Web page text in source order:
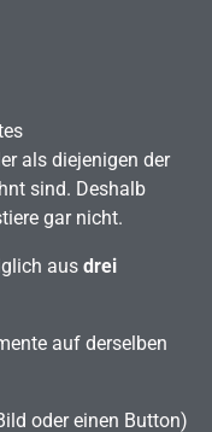
als diejenigen der
sind. Deshalb
gar nicht.
aus drei
auf derselben
oder einen Button)